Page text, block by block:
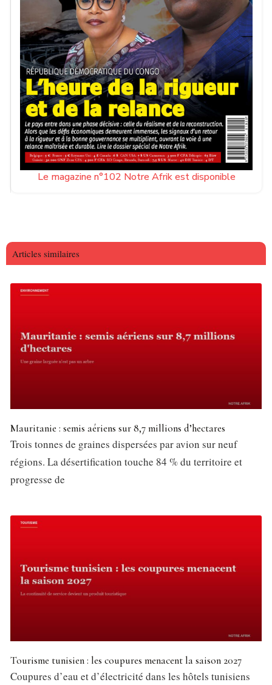
Le magazine n°102 Notre Afrik est disponible
Articles similaires
Mauritanie : semis aériens sur 8,7 millions d’hectares
Trois tonnes de graines dispersées par avion sur neuf
régions. La désertification touche 84 % du territoire et
progresse de
Tourisme tunisien : les coupures menacent la saison 2027
Coupures d’eau et d’électricité dans les hôtels tunisiens